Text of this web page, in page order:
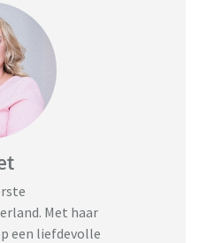
Met haar
een liefdevolle